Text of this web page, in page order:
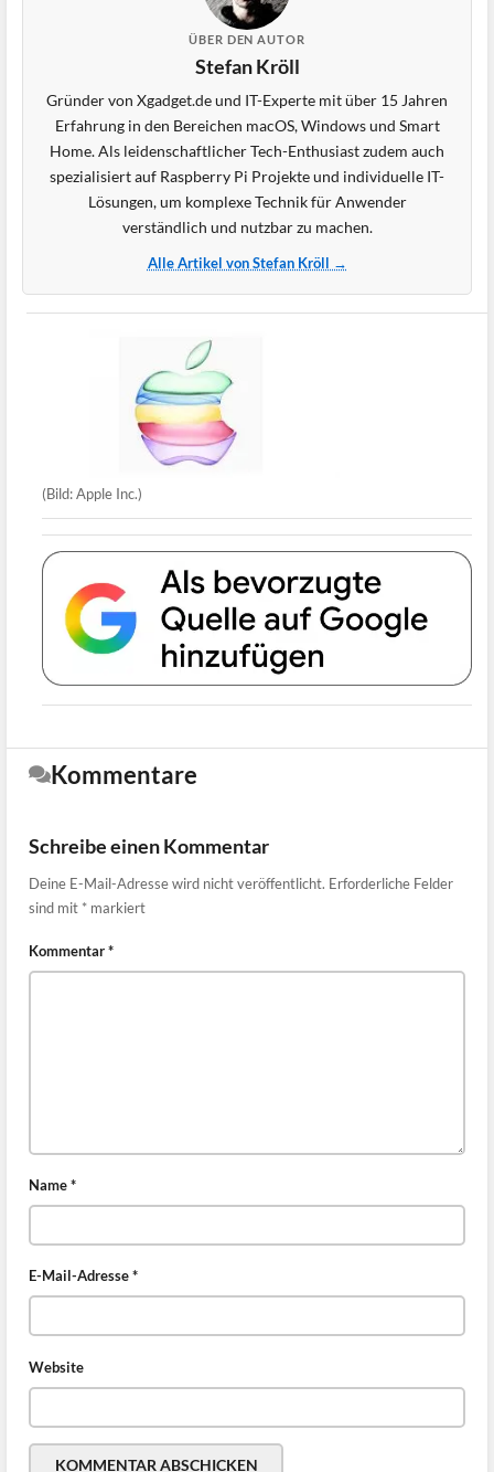
ÜBER DEN AUTOR
Stefan Kröll
Gründer von Xgadget.de und IT-Experte mit über 15 Jahren
Erfahrung in den Bereichen macOS, Windows und Smart
Home. Als leidenschaftlicher Tech-Enthusiast zudem auch
spezialisiert auf Raspberry Pi Projekte und individuelle IT-
Lösungen, um komplexe Technik für Anwender
verständlich und nutzbar zu machen.
Alle Artikel von Stefan Kröll →
(Bild: Apple Inc.)
Kommentare
Schreibe einen Kommentar
Deine E-Mail-Adresse wird nicht veröffentlicht. Erforderliche Felder
sind mit * markiert
Kommentar*
Name*
E-Mail-Adresse*
Website